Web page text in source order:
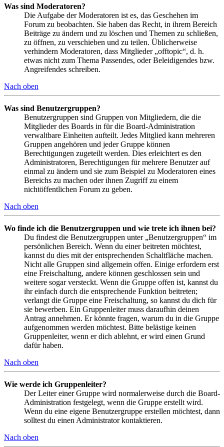
Was sind Moderatoren?
Die Aufgabe der Moderatoren ist es, das Geschehen im
Forum zu beobachten. Sie haben das Recht, in ihrem Bereich
Beiträge zu ändern und zu löschen und Themen zu schließen,
zu öffnen, zu verschieben und zu teilen. Üblicherweise
verhindern Moderatoren, dass Mitglieder „offtopic“, d. h.
etwas nicht zum Thema Passendes, oder Beleidigendes bzw.
Angreifendes schreiben.
Nach oben
Was sind Benutzergruppen?
Benutzergruppen sind Gruppen von Mitgliedern, die die
Mitglieder des Boards in für die Board-Administration
verwaltbare Einheiten aufteilt. Jedes Mitglied kann mehreren
Gruppen angehören und jeder Gruppe können
Berechtigungen zugeteilt werden. Dies erleichtert es den
Administratoren, Berechtigungen für mehrere Benutzer auf
einmal zu ändern und sie zum Beispiel zu Moderatoren eines
Bereichs zu machen oder ihnen Zugriff zu einem
nichtöffentlichen Forum zu geben.
Nach oben
Wo finde ich die Benutzergruppen und wie trete ich ihnen bei?
Du findest die Benutzergruppen unter „Benutzergruppen“ im
persönlichen Bereich. Wenn du einer beitreten möchtest,
kannst du dies mit der entsprechenden Schaltfläche machen.
Nicht alle Gruppen sind allgemein offen. Einige erfordern erst
eine Freischaltung, andere können geschlossen sein und
weitere sogar versteckt. Wenn die Gruppe offen ist, kannst du
ihr einfach durch die entsprechende Funktion beitreten;
verlangt die Gruppe eine Freischaltung, so kannst du dich für
sie bewerben. Ein Gruppenleiter muss daraufhin deinen
Antrag annehmen. Er könnte fragen, warum du in die Gruppe
aufgenommen werden möchtest. Bitte belästige keinen
Gruppenleiter, wenn er dich ablehnt, er wird einen Grund
dafür haben.
Nach oben
Wie werde ich Gruppenleiter?
Der Leiter einer Gruppe wird normalerweise durch die Board-
Administration festgelegt, wenn die Gruppe erstellt wird.
Wenn du eine eigene Benutzergruppe erstellen möchtest, dann
solltest du einen Administrator kontaktieren.
Nach oben